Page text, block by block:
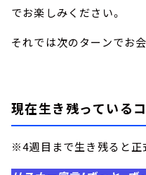
でお楽しみください。
それでは次のターンでお
現在生き残っている
※4週目まで生き残ると正